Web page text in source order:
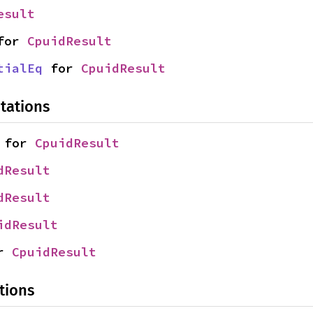
CpuidResult
for CpuidResult
CpuidResult
CpuidResult